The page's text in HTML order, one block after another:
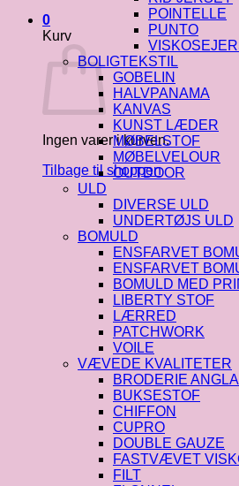
0
Kurv
Ingen varer i kurven.
Tilbage til shoppen
POINTELLE
PUNTO
BOLIGTEKSTIL
GOBELIN
HALVPANAMA
KANVAS
KUNST LÆDER
MØBELSTOF
MØBELVELOUR
OUTDOOR
ULD
DIVERSE ULD
UNDERTØJS ULD
BOMULD
ENSFARVET
ENSFARVET
BOMULD MED
LIBERTY STOF
LÆRRED
PATCHWORK
VOILE
VÆVEDE KVALITETER
BRODERIE
BUKSESTOF
CHIFFON
CUPRO
DOUBLE GAUZE
FASTVÆVET
FILT